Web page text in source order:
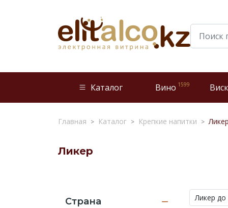
Каталог Вино 1599
Главная Каталог Крепкие напитки Ликер
Ликер
напиток,
Страна Ликер до